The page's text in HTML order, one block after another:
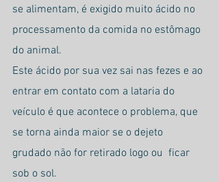
se alimentam, é exigido muito ácido no
processamento da comida no estômago
do animal.
Este ácido por sua vez sai nas fezes e ao
entrar em contato com a lataria do
veículo é que acontece o problema, que
se torna ainda maior se o dejeto
grudado não for retirado logo ou  ficar
sob o sol.